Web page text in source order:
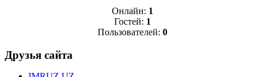
Онлайн: 1
Гостей: 1
Пользователей: 0
Друзья сайта